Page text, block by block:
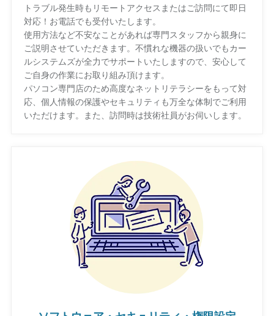
トラブル発生時もリモートアクセスまたはご訪問にて即日
対応！お電話でも受付いたします。
使用方法など不安なことがあれば専門スタッフから親身に
ご説明させていただきます。不慣れな機器の扱いでもカー
ルシステムズが全力でサポートいたしますので、安心して
ご自身の作業にお取り組み頂けます。
パソコン専門店のため高度なネットリテラシーをもって対
応、個人情報の保護やセキュリティも万全な体制でご利用
いただけます。また、訪問時は技術社員がお伺いします。